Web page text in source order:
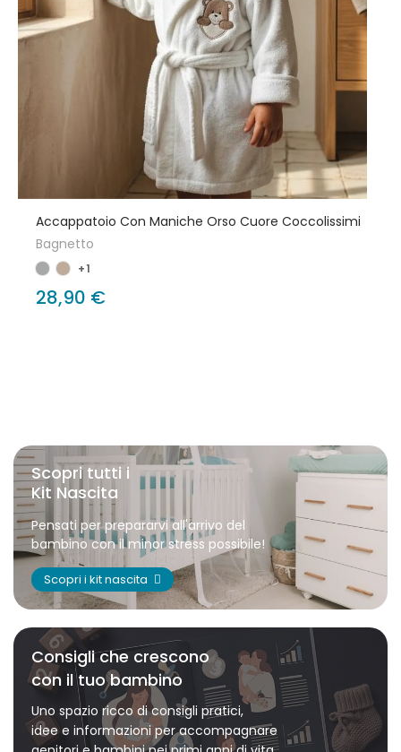
Accappatoio Con Maniche Orso Cuore Coccolissimi
Bagnetto
+1
28,90 €
Scopri tutti i
Kit Nascita
Pensati per prepararvi all'arrivo del
bambino con il minor stress possibile!
Scopri i kit nascita
Consigli che crescono
con il tuo bambino
Uno spazio ricco di consigli pratici,
idee e informazioni per accompagnare